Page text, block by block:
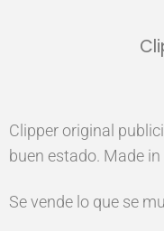
Clipper original
buen estado. Made in
Se vende lo que se